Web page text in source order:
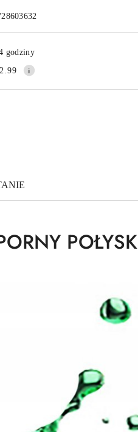
godziny
POŁYSK